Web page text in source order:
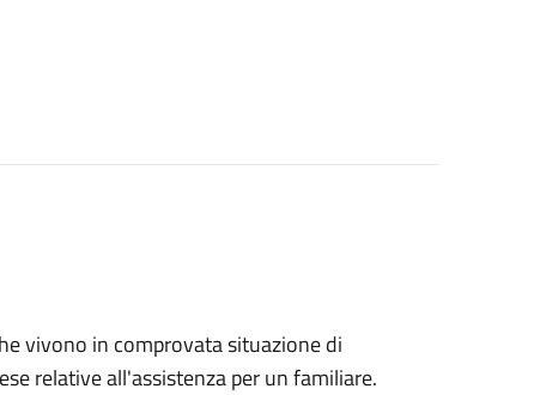
vivono in comprovata situazione di
relative all'assistenza per un familiare.